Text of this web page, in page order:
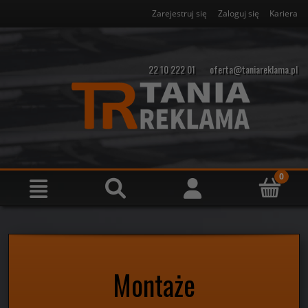
Zarejestruj się Zaloguj się Kariera
22 10 222 01 oferta@taniareklama.pl
Montaże